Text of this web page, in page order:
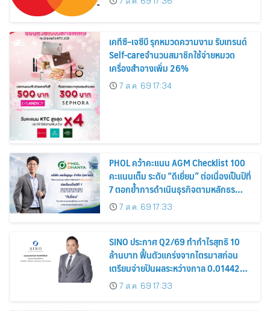
เคทีซี–เจซีบี รุกหมวดความงาม รับเทรนด์
Self-careจำนวนสมาชิกใช้จ่ายหมวด
เครื่องสำอางเพิ่ม 26%
7 ส.ค. 69 17:34
PHOL คว้าคะแนน AGM Checklist 100
คะแนนเต็ม ระดับ “ดีเยี่ยม” ต่อเนื่องเป็นปีที่
7 ตอกย้ำการดำเนินธุรกิจตามหลักธร
รมาภิบาล โปร่งใส สร้างความเชื่อมั่นผู้ถือ
หุ้น
7 ส.ค. 69 17:33
SINO ประกาศ Q2/69 ทำกำไรสุทธิ 10
ล้านบาท ฟื้นตัวแกร่งจากไตรมาสก่อน
เตรียมจ่ายปันผลระหว่างกาล 0.014423
บาทต่อหุ้น ครึ่งปีหลังมุ่งเติบโตต่อเนื่อง
7 ส.ค. 69 17:33